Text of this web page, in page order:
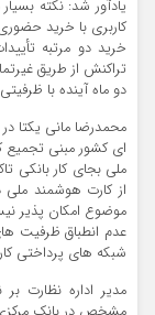
یادآور شد: نکته
کاربری با خرید
خرید دو مرتبه
تراکنش از طریق
دو ماه آینده با
محمدرضا مانی یکتا
ای کشور مبنی تجمیع
ملی بجای کار بانکی
از کارت هوشمند ملی
موضوع امکان پذیر
عدم انطباق ظرفیت
شبکه های پرداختی
مدیر اداره نظارت